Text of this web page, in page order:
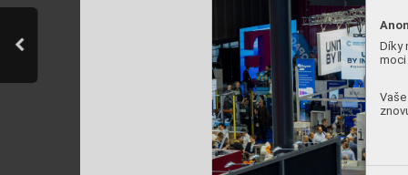
Díky
moci